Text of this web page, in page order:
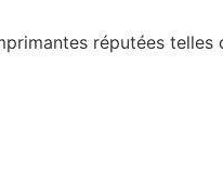
réputées telles